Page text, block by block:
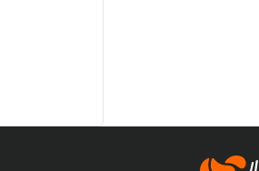
心动网络